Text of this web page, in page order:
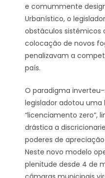
e comummente
Urbanístico, o
obstáculos sistémicos
colocação de novos
penalizavam a
país.
O paradigma
legislador adotou
“licenciamento zero”,
drástica a
poderes de
Neste novo modelo
plenitude desde 4 de